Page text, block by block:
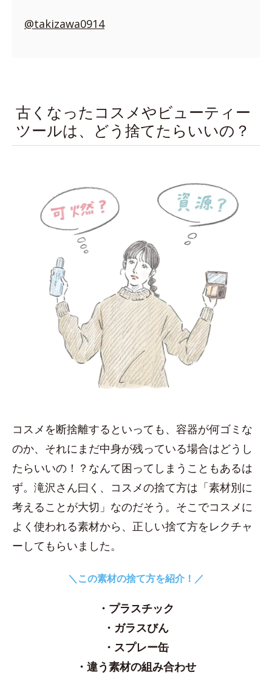
@takizawa0914
古くなったコスメやビューティー
ツールは、どう捨てたらいいの？
コスメを断捨離するといっても、容器が何ゴミな
のか、それにまだ中身が残っている場合はどうし
たらいいの！？なんて困ってしまうこともあるは
ず。滝沢さん曰く、コスメの捨て方は「素材別に
考えることが大切」なのだそう。そこでコスメに
よく使われる素材から、正しい捨て方をレクチャ
ーしてもらいました。
＼この素材の捨て方を紹介！／
・プラスチック
・ガラスびん
・スプレー缶
・違う素材の組み合わせ